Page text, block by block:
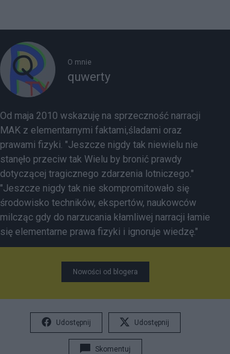
O mnie
quwerty
Od maja 2010 wskazuję na sprzeczność narracji
MAK z elementarnymi faktami,śladami oraz
prawami fizyki. "Jeszcze nigdy tak niewielu nie
stanęło przeciw tak Wielu by bronić prawdy
dotyczącej tragicznego zdarzenia lotniczego."
"Jeszcze nigdy tak nie skompromitowało się
środowisko techników, ekspertów, naukowców
milcząc gdy do narzucania kłamliwej narracji łamie
się elementarne prawa fizyki i ignoruje wiedzę."
Nowości od blogera
Udostępnij Udostępnij
Skomentuj